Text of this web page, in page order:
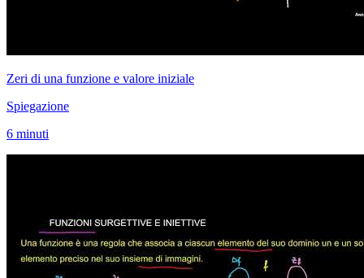
Zeri di una funzione e valore iniziale
Spiegazione
6 minuti